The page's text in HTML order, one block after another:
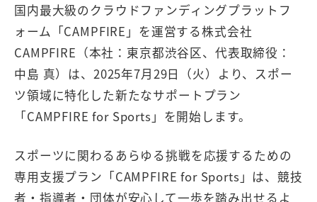
国内最大級のクラウドファンディングプラットフ
ォーム「CAMPFIRE」を運営する株式会社
CAMPFIRE（本社：東京都渋谷区、代表取締役：
中島 真）は、2025年7月29日（火）より、スポー
ツ領域に特化した新たなサポートプラン
「CAMPFIRE for Sports」を開始します。
スポーツに関わるあらゆる挑戦を応援するための
専用支援プラン「CAMPFIRE for Sports」は、競技
者・指導者・団体が安心して一歩を踏み出せるよ